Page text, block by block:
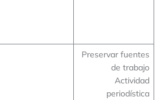
Preservar fuentes
de trabajo
Actividad
periodística